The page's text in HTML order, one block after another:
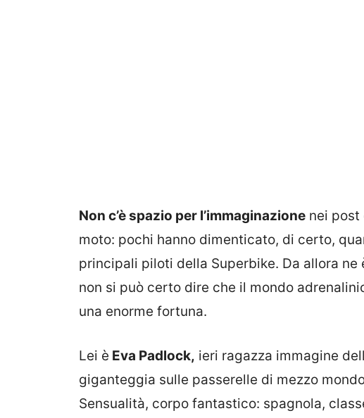
Non c’è spazio per l’immaginazione nei post
moto: pochi hanno dimenticato, di certo,
principali piloti della Superbike. Da allora
non si può certo dire che il mondo
una enorme fortuna.
Lei è Eva Padlock, ieri ragazza immagine
giganteggia sulle passerelle di mezzo
Sensualità, corpo fantastico: spagnola,